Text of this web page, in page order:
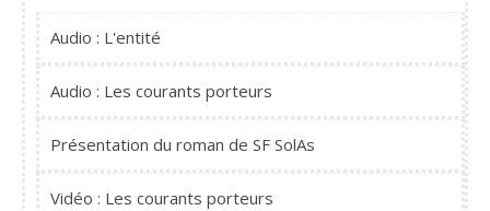
Audio : L'entité
Audio : Les courants porteurs
Présentation du roman de SF SolAs
Vidéo : Les courants porteurs